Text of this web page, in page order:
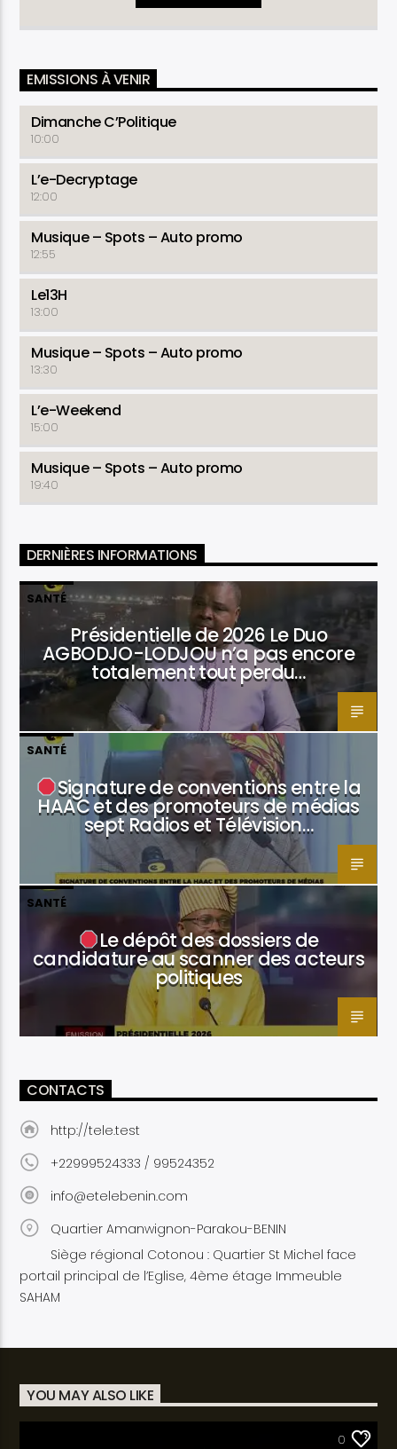
EMISSIONS À VENIR
Dimanche C’Politique
10:00
L’e-Decryptage
12:00
Musique – Spots – Auto promo
12:55
Le13H
13:00
Musique – Spots – Auto promo
13:30
L’e-Weekend
15:00
Musique – Spots – Auto promo
19:40
DERNIÈRES INFORMATIONS
SANTÉ
Présidentielle de 2026 Le Duo
AGBODJO-LODJOU n’a pas encore
totalement tout perdu…
SANTÉ
Signature de conventions entre la
HAAC et des promoteurs de médias
sept Radios et Télévision…
SANTÉ
Le dépôt des dossiers de
candidature au scanner des acteurs
politiques
CONTACTS
http://tele.test
+22999524333 / 99524352
info@etelebenin.com
Quartier Amanwignon-Parakou-BENIN
Siège régional Cotonou : Quartier St Michel face
portail principal de l’Eglise, 4ème étage Immeuble
SAHAM
YOU MAY ALSO LIKE
0